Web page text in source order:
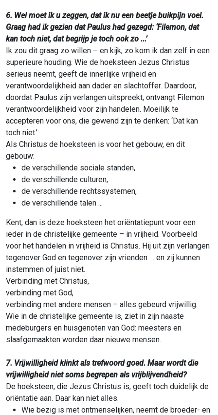
6. Wel moet ik u zeggen, dat ik nu een beetje buikpijn voel.
Graag had ik gezien dat Paulus had gezegd: ‘Filemon, dat
kan toch niet, dat begrijp je toch ook zo ...’
Ik zou dit graag zo willen – en kijk, zo kom ik dan zelf in een
superieure houding. Wie de hoeksteen Jezus Christus
serieus neemt, geeft de innerlijke vrijheid en
verantwoordelijkheid aan dader en slachtoffer. Daardoor,
doordat Paulus zijn verlangen uitspreekt, ontvangt Filemon
verantwoordelijkheid voor zijn handelen. Moeilijk te
accepteren voor ons, die gewend zijn te denken: ‘Dat kan
toch niet.’
Als Christus de hoeksteen is voor het gebouw, en dit
gebouw:
de verschillende sociale standen,
de verschillende culturen,
de verschillende rechtssystemen,
de verschillende talen ...
Kent, dan is deze hoeksteen het oriëntatiepunt voor een
ieder in de christelijke gemeente – in vrijheid. Voorbeeld
voor het handelen in vrijheid is Christus. Hij uit zijn verlangen
tegenover God en tegenover zijn vrienden … en zij kunnen
instemmen of juist niet.
Verbinding met Christus,
verbinding met God,
verbinding met andere mensen – alles gebeurd vrijwillig.
Wie in de christelijke gemeente is, ziet in zijn naaste
medeburgers en huisgenoten van God: meesters en
slaafgemaakten worden daar nieuwe mensen.
7. Vrijwilligheid klinkt als trefwoord goed. Maar wordt die
vrijwilligheid niet soms begrepen als vrijblijvendheid?
De hoeksteen, die Jezus Christus is, geeft toch duidelijk de
oriëntatie aan. Daar kan niet alles.
Wie bezig is met ontmenselijken, neemt de broeder- en